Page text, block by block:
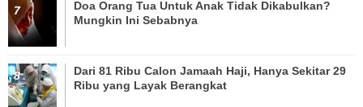
Doa Orang Tua Untuk Anak Tidak Dikabulkan?
Mungkin Ini Sebabnya
Dari 81 Ribu Calon Jamaah Haji, Hanya Sekitar 29
Ribu yang Layak Berangkat